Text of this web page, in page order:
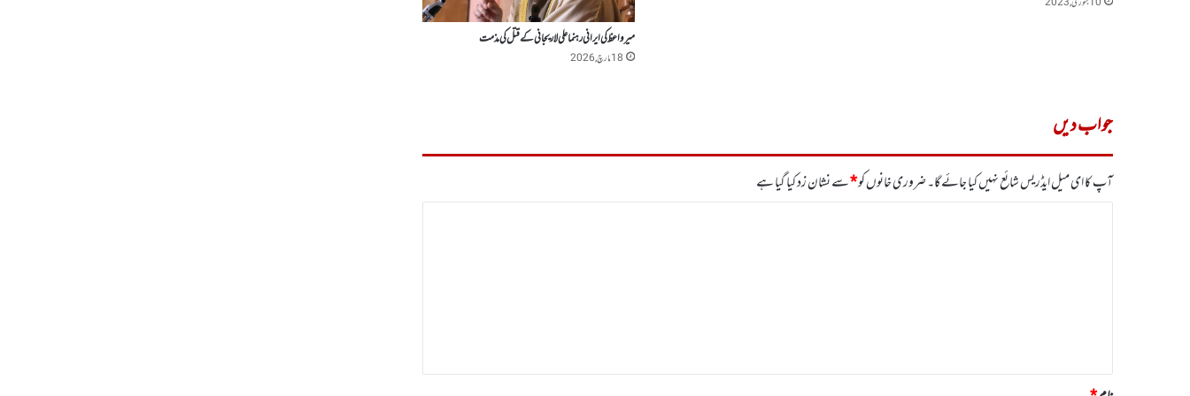
میرواعظ کی ایرانی رہنما علی لاریجانی کے قتل کی مذمت
18 مارچ, 2026
جواب دیں
آپ کا ای میل ایڈریس شائع نہیں کیا جائے گا۔ضروری خانوں کو*سے نشان زد کیا گیا ہے